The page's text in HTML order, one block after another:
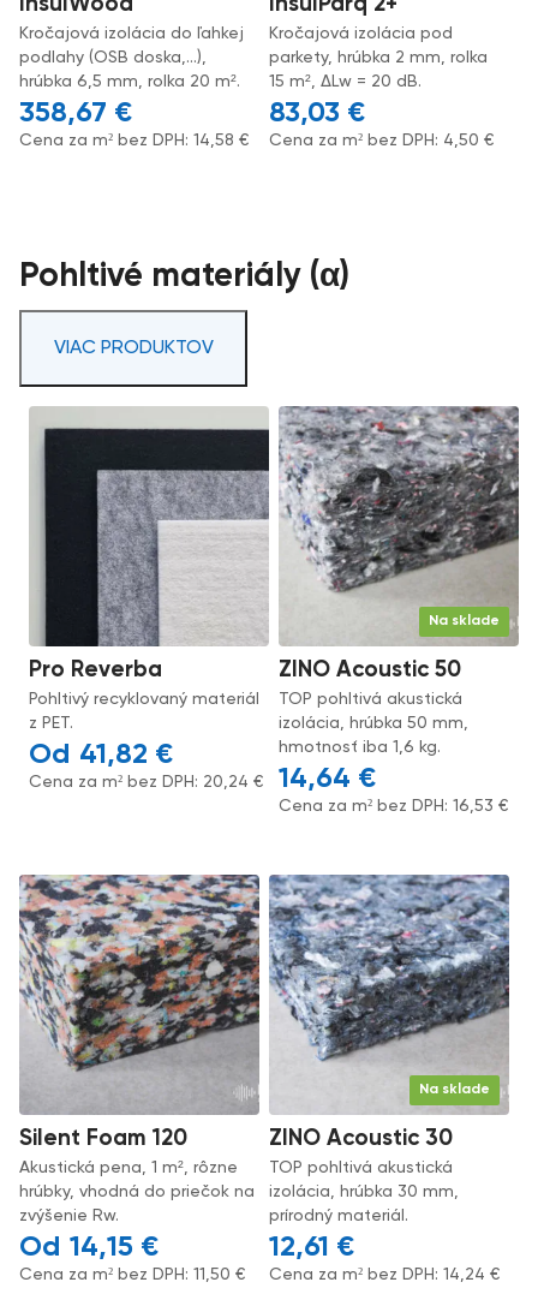
InsulWood
Kročajová izolácia do ľahkej
podlahy (OSB doska,...),
hrúbka 6,5 mm, rolka 20 m².
358,67 €
Cena za m² bez DPH: 14,58 €
InsulParq 2+
Kročajová izolácia pod
parkety, hrúbka 2 mm, rolka
15 m², ΔLw = 20 dB.
83,03 €
Cena za m² bez DPH: 4,50 €
Pohltivé materiály (α)
VIAC PRODUKTOV
Pro Reverba
Pohltivý recyklovaný materiál
z PET.
41,82 €
Cena za m² bez DPH: 20,24€
Na sklade
ZINO Acoustic 50
TOP pohltivá akustická
izolácia, hrúbka 50 mm,
hmotnosť iba 1,6 kg.
14,64 €
Cena za m² bez DPH:16,53€
Silent Foam 120
Akustická pena, 1 m², rôzne
hrúbky, vhodná do priečok na
zvýšenie Rw.
14,15 €
Cena za m² bez DPH: 11,50 €
Na sklade
ZINO Acoustic 30
TOP pohltivá akustická
izolácia, hrúbka 30 mm,
prírodný materiál.
12,61 €
Cena za m² bez DPH: 14,24 €